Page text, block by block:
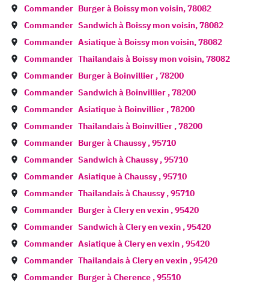
Commander Burger à Boissy mon voisin,78082
Commander Sandwich à Boissy mon voisin,78082
Commander Asiatique à Boissy mon voisin,78082
Commander Thailandais à Boissy mon voisin,78082
Commander Burger à Boinvillier ,78200
Commander Sandwich à Boinvillier ,78200
Commander Asiatique à Boinvillier ,78200
Commander Thailandais à Boinvillier ,78200
Commander Burger àChaussy,95710
Commander Sandwich àChaussy,95710
Commander Asiatique àChaussy,95710
Commander Thailandais àChaussy,95710
Commander Burger àClery en vexin ,95420
Commander Sandwich àClery en vexin ,95420
Commander Asiatique àClery en vexin ,95420
Commander Thailandais àClery en vexin ,95420
Commander Burger àCherence ,95510